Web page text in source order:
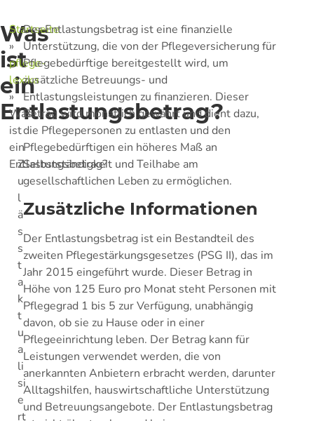
Was
ist
ein
Entlastungsbetrag?
Startseite
»
pflege-
lexika
»
Was
ist
ein
Entlastungsbetrag?
Z
u
l
ä
s
s
t
a
k
t
u
a
li
si
e
rt
Der Entlastungsbetrag ist eine finanzielle
Unterstützung, die von der Pflegeversicherung für
Pflegebedürftige bereitgestellt wird, um
zusätzliche Betreuungs- und
Entlastungsleistungen zu finanzieren. Dieser
Betrag wird monatlich gewährt und dient dazu,
die Pflegepersonen zu entlasten und den
Pflegebedürftigen ein höheres Maß an
Selbstständigkeit und Teilhabe am
gesellschaftlichen Leben zu ermöglichen.
Zusätzliche Informationen
Der Entlastungsbetrag ist ein Bestandteil des
zweiten Pflegestärkungsgesetzes (PSG II), das im
Jahr 2015 eingeführt wurde. Dieser Betrag in
Höhe von 125 Euro pro Monat steht Personen mit
Pflegegrad 1 bis 5 zur Verfügung, unabhängig
davon, ob sie zu Hause oder in einer
Pflegeeinrichtung leben. Der Betrag kann für
Leistungen verwendet werden, die von
anerkannten Anbietern erbracht werden, darunter
Alltagshilfen, hauswirtschaftliche Unterstützung
und Betreuungsangebote. Der Entlastungsbetrag